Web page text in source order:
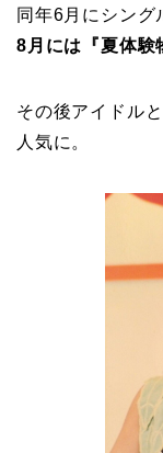
同年6月にシング
8月には『夏体験
その後アイドル
人気に。